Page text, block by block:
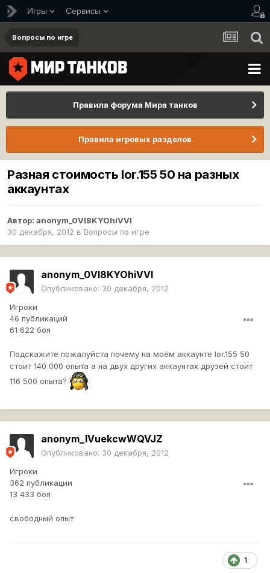
Игры Сервисы
Вопросы по игре
Правила форума Мира танков
Правила игровых разделов
Разная стоимость lor.155 50 на разных
аккаунтах
Автор: anonym_0Vl8KYOhiVVI
30 декабря, 2012 в Вопросы по игре
anonym_0Vl8KYOhiVVI
Опубликовано: 30 декабря, 2012
Игроки
46 публикаций
61 622 боя
Подскажите пожалуйста почему на моём аккаунте lor.155 50
стоит 140 000 опыта а на двух других аккаунтах друзей стоит
116 500 опыта?
anonym_IVuekcwWQVJZ
Опубликовано: 30 декабря, 2012
Игроки
362 публикации
13 433 боя
свободный опыт
1